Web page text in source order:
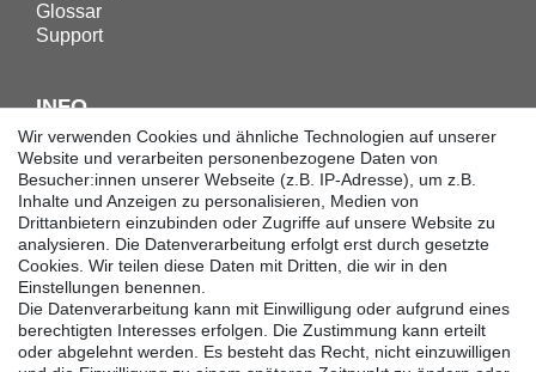
Glossar
Support
INFO
Downloadcenter
Batterieentsorgung
Hilfe
Termine
Erklärung zur Barrierefreiheit
KONTAKT
Wir verwenden Cookies und ähnliche Technologien auf unserer
Website und verarbeiten personenbezogene Daten von
Besucher:innen unserer Webseite (z.B. IP-Adresse), um z.B.
Inhalte und Anzeigen zu personalisieren, Medien von
Drittanbietern einzubinden oder Zugriffe auf unsere Website zu
analysieren. Die Datenverarbeitung erfolgt erst durch gesetzte
Cookies. Wir teilen diese Daten mit Dritten, die wir in den
Einstellungen benennen.
Die Datenverarbeitung kann mit Einwilligung oder aufgrund eines
berechtigten Interesses erfolgen. Die Zustimmung kann erteilt
oder abgelehnt werden. Es besteht das Recht, nicht einzuwilligen